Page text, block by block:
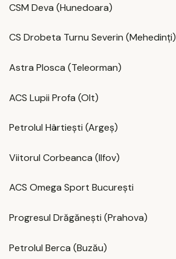
CSM Deva (Hunedoara)
CS Drobeta Turnu Severin (Mehedinți)
Astra Plosca (Teleorman)
ACS Lupii Profa (Olt)
Petrolul Hârtiești (Argeș)
Viitorul Corbeanca (Ilfov)
ACS Omega Sport București
Progresul Drăgănești (Prahova)
Petrolul Berca (Buzău)